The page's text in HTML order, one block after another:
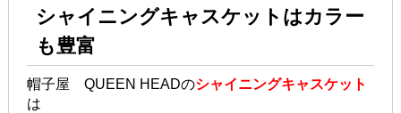
シャイニングキャスケットはカラー
も豊富
帽子屋 QUEEN HEADのシャイニングキャスケット
は